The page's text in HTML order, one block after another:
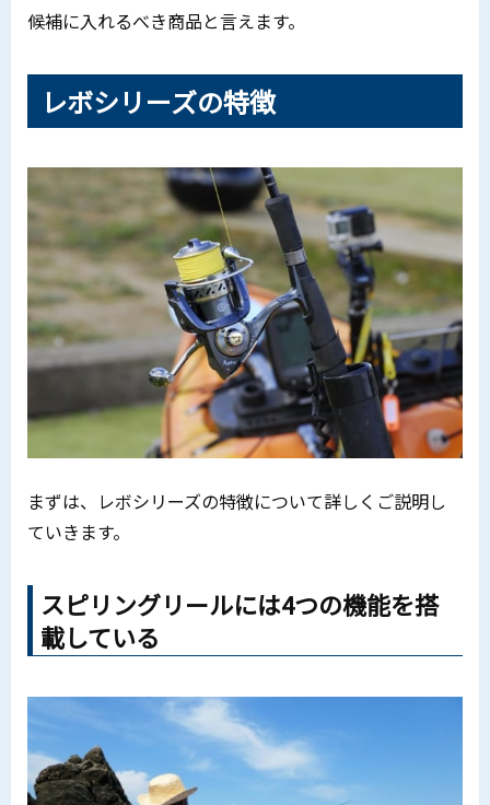
候補に入れるべき商品と言えます。
レボシリーズの特徴
まずは、レボシリーズの特徴について詳しくご説明し
ていきます。
スピリングリールには4つの機能を搭
載している